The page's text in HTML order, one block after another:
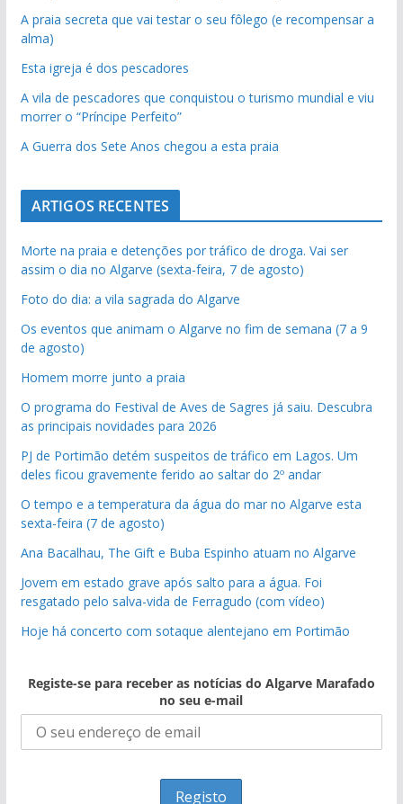
A praia secreta que vai testar o seu fôlego (e recompensar a
alma)
Esta igreja é dos pescadores
A vila de pescadores que conquistou o turismo mundial e viu
morrer o “Príncipe Perfeito”
A Guerra dos Sete Anos chegou a esta praia
ARTIGOS RECENTES
Morte na praia e detenções por tráfico de droga. Vai ser
assim o dia no Algarve (sexta-feira, 7 de agosto)
Foto do dia: a vila sagrada do Algarve
Os eventos que animam o Algarve no fim de semana (7 a 9
de agosto)
Homem morre junto a praia
O programa do Festival de Aves de Sagres já saiu. Descubra
as principais novidades para 2026
PJ de Portimão detém suspeitos de tráfico em Lagos. Um
deles ficou gravemente ferido ao saltar do 2º andar
O tempo e a temperatura da água do mar no Algarve esta
sexta-feira (7 de agosto)
Ana Bacalhau, The Gift e Buba Espinho atuam no Algarve
Jovem em estado grave após salto para a água. Foi
resgatado pelo salva-vida de Ferragudo (com vídeo)
Hoje há concerto com sotaque alentejano em Portimão
Registe-se para receber as notícias do Algarve Marafado
no seu e-mail